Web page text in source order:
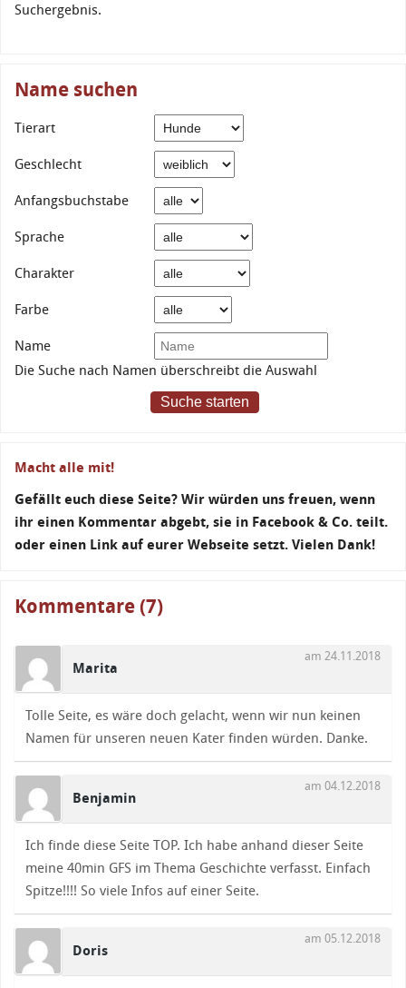
Suchergebnis.
Name suchen
Tierart
Geschlecht
Anfangsbuchstabe
Sprache
Charakter
Farbe
Name
Die Suche nach Namen überschreibt die Auswahl
Suche starten
Macht alle mit!
Gefällt euch diese Seite? Wir würden uns freuen, wenn
ihr einen Kommentar abgebt, sie in Facebook & Co. teilt.
oder einen Link auf eurer Webseite setzt. Vielen Dank!
Kommentare (7)
Marita
am 24.11.2018
Tolle Seite, es wäre doch gelacht, wenn wir nun keinen
Namen für unseren neuen Kater finden würden. Danke.
Benjamin
am 04.12.2018
Ich finde diese Seite TOP. Ich habe anhand dieser Seite
meine 40min GFS im Thema Geschichte verfasst. Einfach
Spitze!!!! So viele Infos auf einer Seite.
Doris
am 05.12.2018